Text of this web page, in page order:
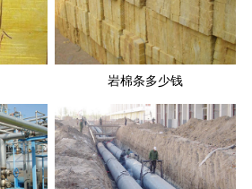
岩棉条多少钱